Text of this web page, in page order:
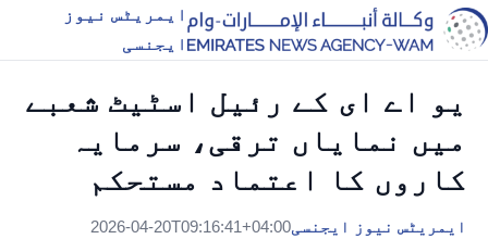
ایمریٹس نیوز
ایجنسی
یو اے ای کے رئیل اسٹیٹ شعبے
میں نمایاں ترقی، سرمایہ
کاروں کا اعتماد مستحکم
ایمریٹس نیوز ایجنسی2026-04-20T09:16:41+04:00